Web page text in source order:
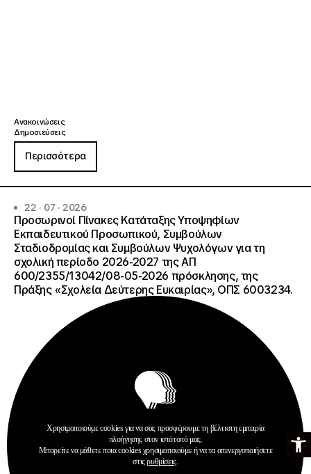
Ανοίξτε
Ανακοινώσεις
Δημοσιεύσεις
Περισσότερα
22 · 07 · 2026
Προσωρινοί Πίνακες Κατάταξης Υποψηφίων
Εκπαιδευτικού Προσωπικού, Συμβούλων
Σταδιοδρομίας και Συμβούλων Ψυχολόγων για τη
σχολική περίοδο 2026-2027 της ΑΠ
600/2355/13042/08-05-2026 πρόσκλησης, της
Πράξης «Σχολεία Δεύτερης Ευκαιρίας», ΟΠΣ 6003234.
Ανακοινώσεις
Σχολεία Δεύτερης Ευκαιρίας
Χρησιμοποιούμε cookies για να σας προσφέρουμε τη βέλτιστη εμπειρία
πλοήγησης στον ιστότοπό μας.
Μπορείτε να μάθετε ποια cookies χρησιμοποιούμε ή να τα απενεργοποιήσετε
στιςρυθμίσεις.